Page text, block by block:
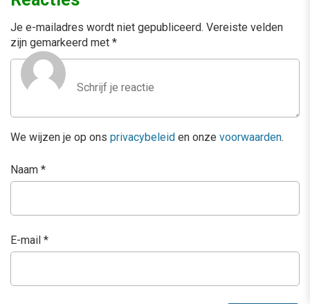
Je e-mailadres wordt niet gepubliceerd. Vereiste velden
zijn gemarkeerd met *
We wijzen je op ons privacybeleid en onze voorwaarden.
Naam *
E-mail *